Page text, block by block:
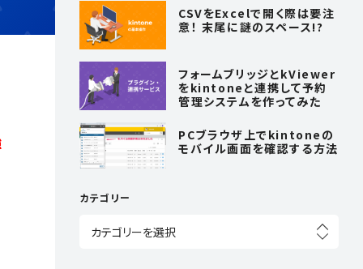
CSVをExcelで開く際は要注
意！ 末尾に謎のスペース!?
フォームブリッジとkViewer
をkintoneと連携して予約
管理システムを作ってみた
PCブラウザ上でkintoneの
モバイル画面を確認する方法
カテゴリー